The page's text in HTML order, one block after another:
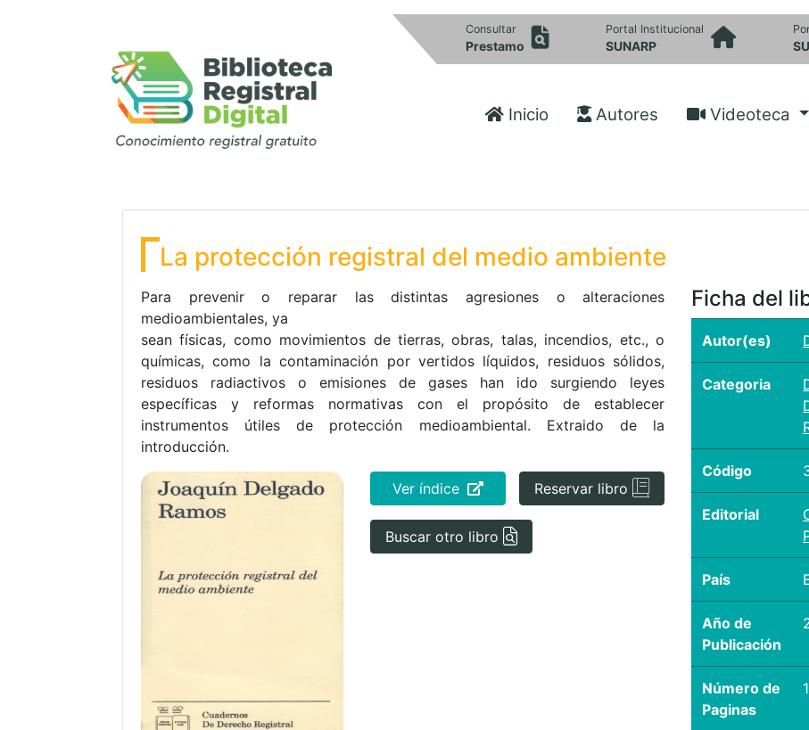
Consultar
Prestamo
Portal Institucional
SUNARP
Inicio Autores Videoteca
La protección registral del medio ambiente
Para prevenir o reparar las distintas agresiones o alteraciones
medioambientales, ya
sean físicas, como movimientos de tierras, obras, talas, incendios, etc., o
químicas, como la contaminación por vertidos líquidos, residuos sólidos,
residuos radiactivos o emisiones de gases han ido surgiendo leyes
específicas y reformas normativas con el propósito de establecer
instrumentos útiles de protección medioambiental. Extraido de la
introducción.
Ver índice Reservar libro
Buscar otro libro
Ficha del
Autor(es)
Categoria
Código
Editorial
País
Año de
Publicación
Número de
Paginas